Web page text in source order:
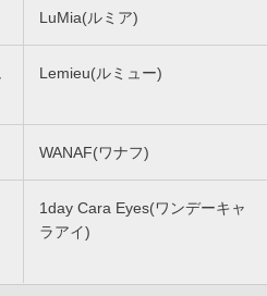
LuMia(ルミア)
Lemieu(ルミュー)
WANAF(ワナフ)
1day Cara Eyes(ワンデーキャ
ラアイ)